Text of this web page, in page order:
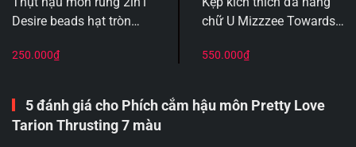
Desire beads hạt tròn
250.000₫
chữ U Mizzzee Towards
dụng
550.000₫
5 đánh giá cho Phích cắm hậu môn Pretty Love
Tarion Thrusting 7 màu